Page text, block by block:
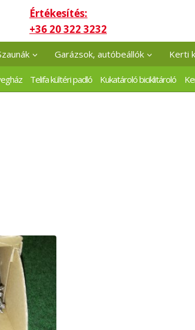
Értékesítés:
+36 20 322 3232
Garázsok, autóbeállók Kerti
Telifa kültéri padló Kukatároló biciklitároló